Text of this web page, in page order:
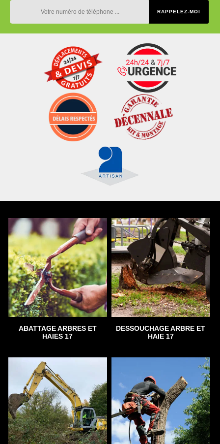
ABATTAGE ARBRES ET
HAIES 17
DESSOUCHAGE ARBRE ET
HAIE 17